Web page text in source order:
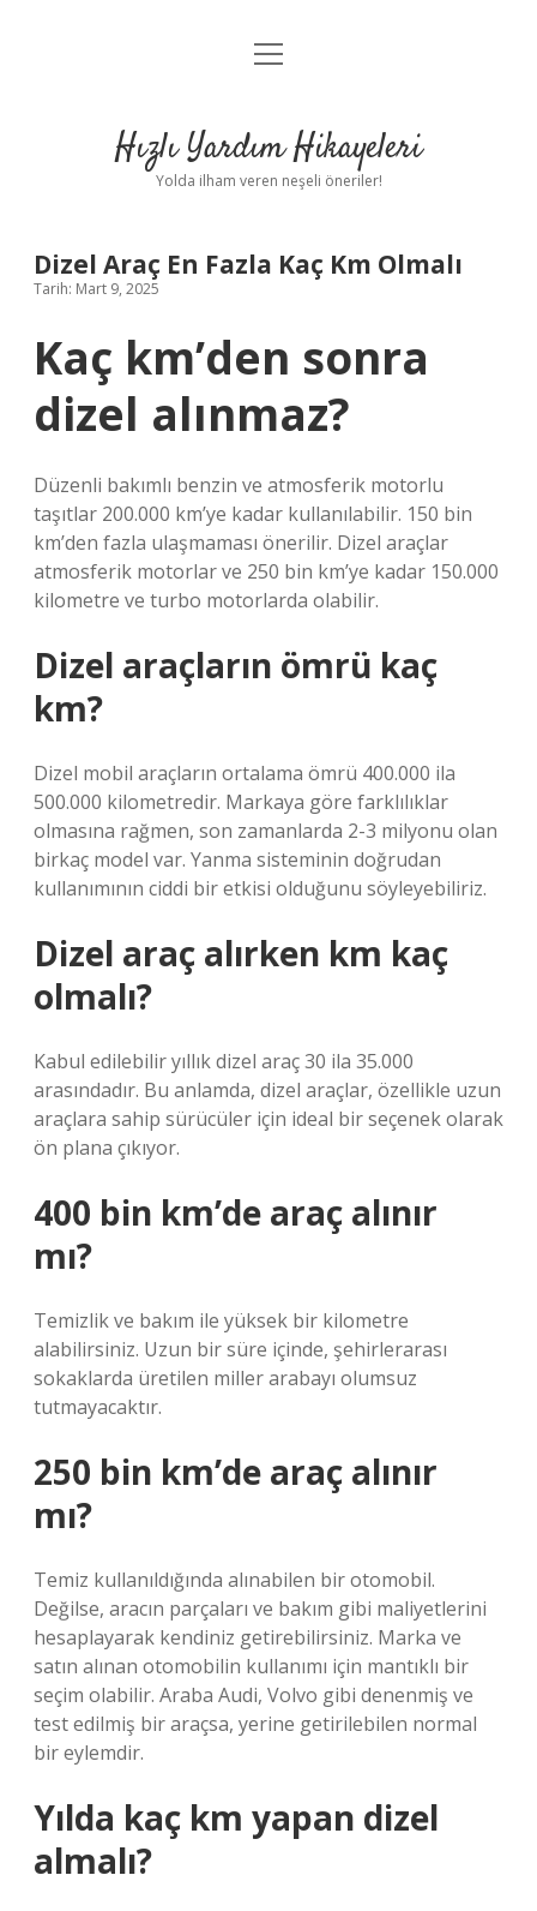
Anasayfa
Yasal Uyarı
menüyü
Hızlı Yardım Hikayeleri
Yolda ilham veren neşeli öneriler!
Dizel Araç En Fazla Kaç Km Olmalı
Tarih: Mart 9, 2025
Kaç km’den sonra
dizel alınmaz?
Düzenli bakımlı benzin ve atmosferik motorlu
taşıtlar 200.000 km’ye kadar kullanılabilir. 150 bin
km’den fazla ulaşmaması önerilir. Dizel araçlar
atmosferik motorlar ve 250 bin km’ye kadar 150.000
kilometre ve turbo motorlarda olabilir.
Dizel araçların ömrü kaç
km?
Dizel mobil araçların ortalama ömrü 400.000 ila
500.000 kilometredir. Markaya göre farklılıklar
olmasına rağmen, son zamanlarda 2-3 milyonu olan
birkaç model var. Yanma sisteminin doğrudan
kullanımının ciddi bir etkisi olduğunu söyleyebiliriz.
Dizel araç alırken km kaç
olmalı?
Kabul edilebilir yıllık dizel araç 30 ila 35.000
arasındadır. Bu anlamda, dizel araçlar, özellikle uzun
araçlara sahip sürücüler için ideal bir seçenek olarak
ön plana çıkıyor.
400 bin km’de araç alınır
mı?
Temizlik ve bakım ile yüksek bir kilometre
alabilirsiniz. Uzun bir süre içinde, şehirlerarası
sokaklarda üretilen miller arabayı olumsuz
tutmayacaktır.
250 bin km’de araç alınır
mı?
Temiz kullanıldığında alınabilen bir otomobil.
Değilse, aracın parçaları ve bakım gibi maliyetlerini
hesaplayarak kendiniz getirebilirsiniz. Marka ve
satın alınan otomobilin kullanımı için mantıklı bir
seçim olabilir. Araba Audi, Volvo gibi denenmiş ve
test edilmiş bir araçsa, yerine getirilebilen normal
bir eylemdir.
Yılda kaç km yapan dizel
almalı?